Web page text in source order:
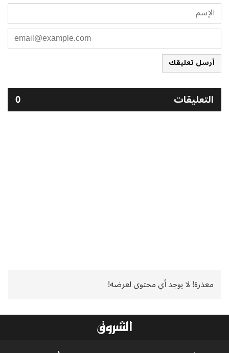
أرسل تعليقك
التعليقات 0
معذرة! لا يوجد أي محتوى لعرضه!